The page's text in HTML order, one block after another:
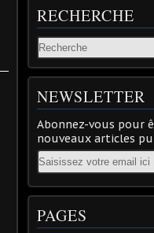
RECHERCHE
NEWSLETTER
Abonnez-vous pour
nouveaux articles
Email
PAGES